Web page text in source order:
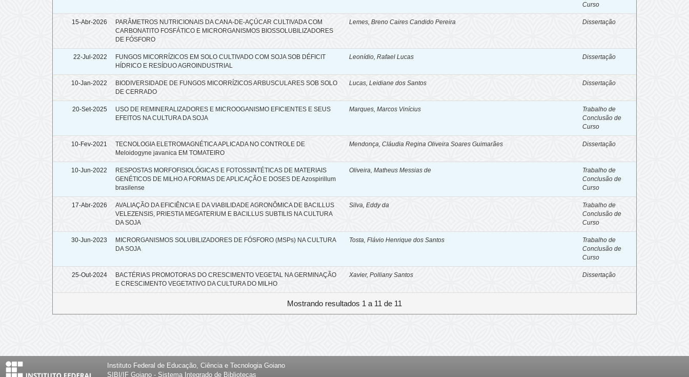
Curso
15-Abr-2026
PARÂMETROS NUTRICIONAIS DA CANA-DE-AÇÚCAR CULTIVADA COM
CARBONATITO FOSFÁTICO E MICRORGANISMOS BIOSSOLUBILIZADORES
DE FÓSFORO
Lemes, Breno Caires Candido Pereira Dissertação
22-Jul-2022
FUNGOS MICORRÍZICOS EM SOLO CULTIVADO COM SOJA SOB DÉFICIT
HÍDRICO E RESÍDUO AGROINDUSTRIAL
Leonídio, Rafael Lucas Dissertação
10-Jan-2022
BIODIVERSIDADE DE FUNGOS MICORRÍZICOS ARBUSCULARES SOB SOLO
DE CERRADO
Lucas, Leidiane dos Santos Dissertação
20-Set-2025
USO DE REMINERALIZADORES E MICROOGANISMO EFICIENTES E SEUS
EFEITOS NA CULTURA DA SOJA
Marques, Marcos Vinícius
Trabalho de
Conclusão de
Curso
10-Fev-2021
TECNOLOGIA ELETROMAGNÉTICA APLICADA NO CONTROLE DE
Meloidogyne javanica EM TOMATEIRO
Mendonça, Cláudia Regina Oliveira Soares Guimarães Dissertação
10-Jun-2022
RESPOSTAS MORFOFISIOLÓGICAS E FOTOSSINTÉTICAS DE MATERIAIS
GENÉTICOS DE MILHO A FORMAS DE APLICAÇÃO E DOSES DE Azospirillum
brasilense
Oliveira, Matheus Messias de
Trabalho de
Conclusão de
Curso
17-Abr-2026
AVALIAÇÃO DA EFICIÊNCIA E DA VIABILIDADE AGRONÔMICA DE BACILLUS
VELEZENSIS, PRIESTIA MEGATERIUM E BACILLUS SUBTILIS NA CULTURA
DA SOJA
Silva, Eddy da
Trabalho de
Conclusão de
Curso
30-Jun-2023
MICRORGANISMOS SOLUBILIZADORES DE FÓSFORO (MSPs) NA CULTURA
DA SOJA
Tosta, Flávio Henrique dos Santos
Trabalho de
Conclusão de
Curso
25-Out-2024
BACTÉRIAS PROMOTORAS DO CRESCIMENTO VEGETAL NA GERMINAÇÃO
E CRESCIMENTO VEGETATIVO DA CULTURA DO MILHO
Xavier, Polliany Santos Dissertação
Mostrando resultados 1 a 11 de 11
Instituto Federal de Educação, Ciência e Tecnologia Goiano
SIBI/IF Goiano - Sistema Integrado de Bibliotecas